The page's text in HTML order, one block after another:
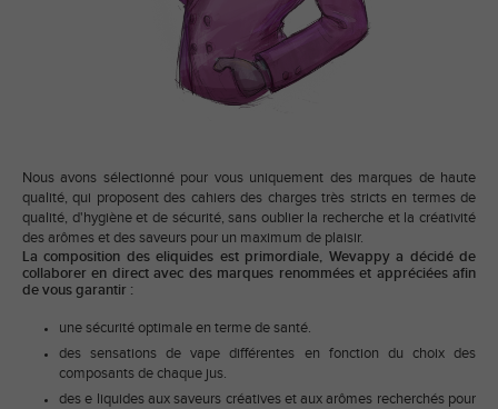
Nous avons sélectionné pour vous uniquement des marques de haute
qualité, qui proposent des cahiers des charges très stricts en termes de
qualité, d'hygiène et de sécurité, sans oublier la recherche et la créativité
des arômes et des saveurs pour un maximum de plaisir.
La composition des eliquides est primordiale, Wevappy a décidé de
collaborer en direct avec des marques renommées et appréciées afin
de vous garantir :
une sécurité optimale en terme de santé.
des sensations de vape différentes en fonction du choix des
composants de chaque jus.
des e liquides aux saveurs créatives et aux arômes recherchés pour